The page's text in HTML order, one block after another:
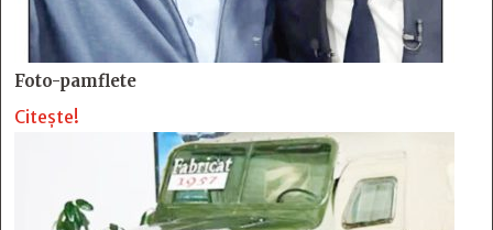
Foto-pamflete
Citește!